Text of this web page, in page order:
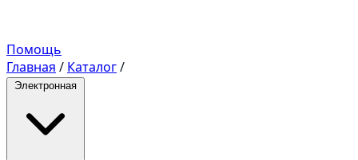
Помощь
Главная / Каталог/
Электронная